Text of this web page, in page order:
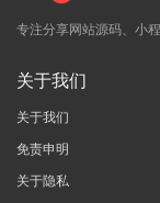
专注分享网站源码、小
关于我们
关于我们
免责申明
关于隐私